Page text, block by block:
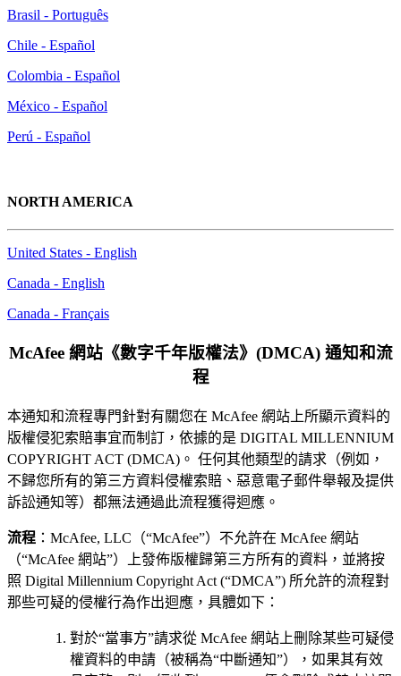
Brasil - Português
Chile - Español
Colombia - Español
México - Español
Perú - Español
NORTH AMERICA
United States - English
Canada - English
Canada - Français
McAfee 網站《數字千年版權法》(DMCA) 通知和流
程
本通知和流程專門針對有關您在 McAfee 網站上所顯示資料的
版權侵犯索賠事宜而制訂，依據的是 DIGITAL MILLENNIUM
COPYRIGHT ACT (DMCA)。 任何其他類型的請求（例如，
不歸您所有的第三方資料侵權索賠、惡意電子郵件舉報及提供
訴訟通知等）都無法通過此流程獲得迴應。
流程 ：McAfee, LLC（“McAfee”）不允許在 McAfee 網站
（“McAfee 網站”）上發佈版權歸第三方所有的資料，並將按
照 Digital Millennium Copyright Act (“DMCA”) 所允許的流程對
那些可疑的侵權行為作出迴應，具體如下：
對於“當事方”請求從 McAfee 網站上刪除某些可疑侵
權資料的申請（被稱為“中斷通知”），如果其有效